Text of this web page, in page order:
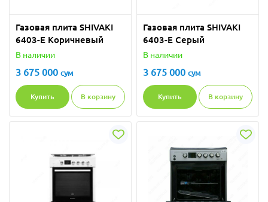
Газовая плита SHIVAKI
6403-E Коричневый
В наличии
3 675 000 сум
Купить В корзину
Газовая плита SHIVAKI
6403-E Серый
В наличии
3 675 000 сум
Купить В корзину